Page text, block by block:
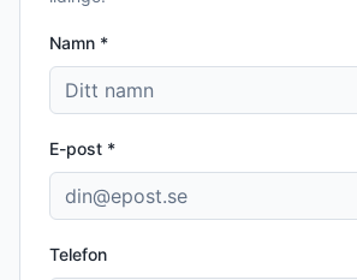
Namn *
E-post *
Telefon